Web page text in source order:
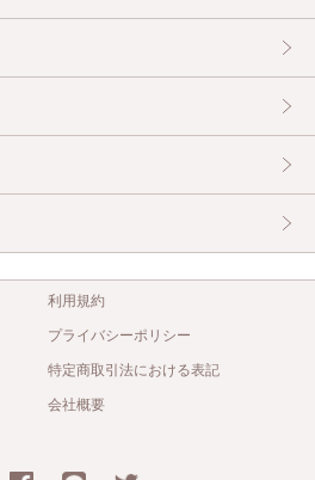
利用規約
プライバシーポリシー
特定商取引法における表記
会社概要